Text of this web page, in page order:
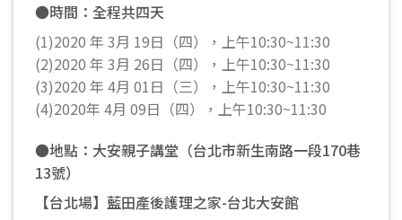
●時間：全程共四天
(1)2020 年 3月 19日（四），上午10:30~11:30
(2)2020 年 3月 26日（四），上午10:30~11:30
(3)2020 年 4月 01日（三），上午10:30~11:30
(4)2020年 4月 09日（四），上午10:30~11:30
●地點：大安親子講堂（台北市新生南路一段170巷
13號）
【台北場】藍田產後護理之家-台北大安館